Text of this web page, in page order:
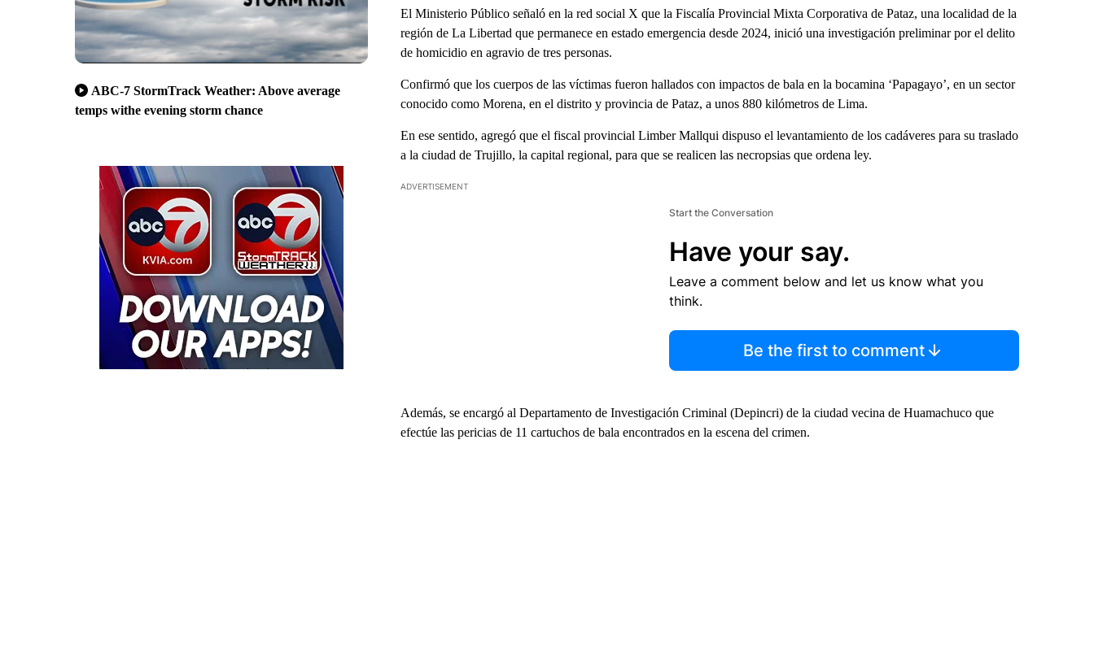
ABC-7 StormTrack Weather: Above average
temps withe evening storm chance
El Ministerio Público señaló en la red social X que la Fiscalía Provincial Mixta Corporativa de Pataz, una localidad de la
región de La Libertad que permanece en estado emergencia desde 2024, inició una investigación preliminar por el delito
de homicidio en agravio de tres personas.
Confirmó que los cuerpos de las víctimas fueron hallados con impactos de bala en la bocamina ‘Papagayo’, en un sector
conocido como Morena, en el distrito y provincia de Pataz, a unos 880 kilómetros de Lima.
En ese sentido, agregó que el fiscal provincial Limber Mallqui dispuso el levantamiento de los cadáveres para su traslado
a la ciudad de Trujillo, la capital regional, para que se realicen las necropsias que ordena ley.
ADVERTISEMENT
Start the Conversation
Have your say.
Leave a comment below and let us know what you
think.
Be the first to comment
Además, se encargó al Departamento de Investigación Criminal (Depincri) de la ciudad vecina de Huamachuco que
efectúe las pericias de 11 cartuchos de bala encontrados en la escena del crimen.